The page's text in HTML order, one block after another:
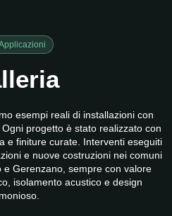
esempi reali di installazioni con
progetto è stato realizzato con
e finiture curate. Interventi eseguiti
e nuove costruzioni nei comuni
Gerenzano, sempre con valore
isolamento acustico e design